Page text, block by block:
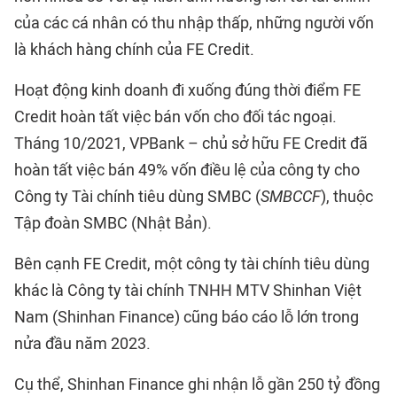
của các cá nhân có thu nhập thấp, những người vốn
là khách hàng chính của FE Credit.
Hoạt động kinh doanh đi xuống đúng thời điểm FE
Credit hoàn tất việc bán vốn cho đối tác ngoại.
Tháng 10/2021, VPBank – chủ sở hữu FE Credit đã
hoàn tất việc bán 49% vốn điều lệ của công ty cho
Công ty Tài chính tiêu dùng SMBC (SMBCCF), thuộc
Tập đoàn SMBC (Nhật Bản).
Bên cạnh FE Credit, một công ty tài chính tiêu dùng
khác là Công ty tài chính TNHH MTV Shinhan Việt
Nam (Shinhan Finance) cũng báo cáo lỗ lớn trong
nửa đầu năm 2023.
Cụ thể, Shinhan Finance ghi nhận lỗ gần 250 tỷ đồng